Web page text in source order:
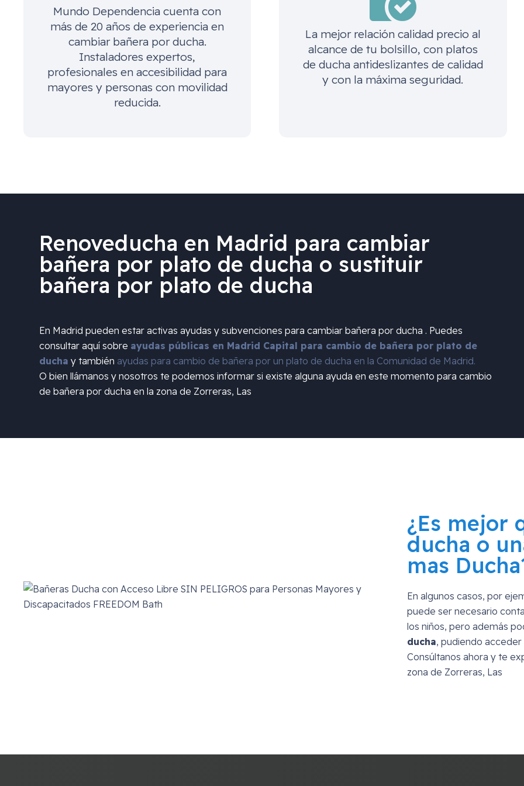
Mundo Dependencia cuenta con
más de 20 años de experiencia en
cambiar bañera por ducha.
Instaladores expertos,
profesionales en accesibilidad para
mayores y personas con movilidad
reducida.
La mejor relación calidad precio al
alcance de tu bolsillo, con platos
de ducha antideslizantes de calidad
y con la máxima seguridad.
Renoveducha en Madrid para cambiar
bañera por plato de ducha o sustituir
bañera por plato de ducha
En Madrid pueden estar activas ayudas y subvenciones para cambiar bañera por ducha . Puedes
consultar aquí sobre ayudas públicas en Madrid Capital para cambio de bañera por plato de
ducha y también ayudas para cambio de bañera por un plato de ducha en la Comunidad de Madrid.
O bien llámanos y nosotros te podemos informar si existe alguna ayuda en este momento para cambio
de bañera por ducha en la zona de Zorreras, Las
¿Es mejor
ducha o
mas
En algunos casos, por
puede ser necesario
los niños, pero además
ducha, pudiendo
Consúltanos ahora y te
zona de Zorreras, Las